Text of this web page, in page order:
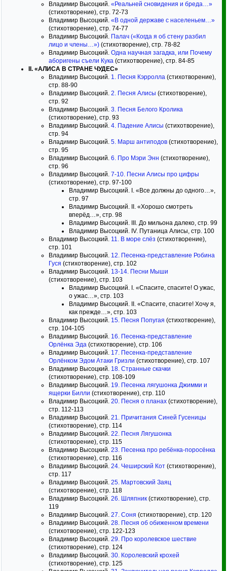
Владимир Высоцкий. «Реальней сновидения и бреда…»
(стихотворение), стр. 72-73
Владимир Высоцкий. «В одной державе с населеньем…»
(стихотворение), стр. 74-77
Владимир Высоцкий. Палач («Когда я об стену разбил
лицо и члены…») (стихотворение), стр. 78-82
Владимир Высоцкий. Одна научная загадка, или Почему
аборигены съели Кука (стихотворение), стр. 84-85
II. «АЛИСА В СТРАНЕ ЧУДЕС»
Владимир Высоцкий. 1. Песня Кэрролла (стихотворение),
стр. 88-90
Владимир Высоцкий. 2. Песня Алисы (стихотворение),
стр. 92
Владимир Высоцкий. 3. Песня Белого Кролика
(стихотворение), стр. 93
Владимир Высоцкий. 4. Падение Алисы (стихотворение),
стр. 94
Владимир Высоцкий. 5. Марш антиподов (стихотворение),
стр. 95
Владимир Высоцкий. 6. Про Мэри Энн (стихотворение),
стр. 96
Владимир Высоцкий. 7-10. Песни Алисы про цифры
(стихотворение), стр. 97-100
Владимир Высоцкий. I. «Все должны до одного…»,
стр. 97
Владимир Высоцкий. II. «Хорошо смотреть
вперёд…», стр. 98
Владимир Высоцкий. III. До мильона далеко, стр. 99
Владимир Высоцкий. IV. Путаница Алисы, стр. 100
Владимир Высоцкий. 11. В море слёз (стихотворение),
стр. 101
Владимир Высоцкий. 12. Песенка-представление Робина
Гуся (стихотворение), стр. 102
Владимир Высоцкий. 13-14. Песни Мыши
(стихотворение), стр. 103
Владимир Высоцкий. I. «Спасите, спасите! О ужас,
о ужас…», стр. 103
Владимир Высоцкий. II. «Спасите, спасите! Хочу я,
как прежде…», стр. 103
Владимир Высоцкий. 15. Песня Попугая (стихотворение),
стр. 104-105
Владимир Высоцкий. 16. Песенка-представление
Орлёнка Эда (стихотворение), стр. 106
Владимир Высоцкий. 17. Песенка-представление
Орлёнком Эдом Атаки Гризли (стихотворение), стр. 107
Владимир Высоцкий. 18. Странные скачки
(стихотворение), стр. 108-109
Владимир Высоцкий. 19. Песенка лягушонка Джимми и
ящерки Билли (стихотворение), стр. 110
Владимир Высоцкий. 20. Песня о планах (стихотворение),
стр. 112-113
Владимир Высоцкий. 21. Причитания Синей Гусеницы
(стихотворение), стр. 114
Владимир Высоцкий. 22. Песня Лягушонка
(стихотворение), стр. 115
Владимир Высоцкий. 23. Песенка про ребёнка-поросёнка
(стихотворение), стр. 116
Владимир Высоцкий. 24. Чеширский Кот (стихотворение),
стр. 117
Владимир Высоцкий. 25. Мартовский Заяц
(стихотворение), стр. 118
Владимир Высоцкий. 26. Шляпник (стихотворение), стр.
119
Владимир Высоцкий. 27. Соня (стихотворение), стр. 120
Владимир Высоцкий. 28. Песня об обиженном времени
(стихотворение), стр. 122-123
Владимир Высоцкий. 29. Про королевское шествие
(стихотворение), стр. 124
Владимир Высоцкий. 30. Королевский крохей
(стихотворение), стр. 125